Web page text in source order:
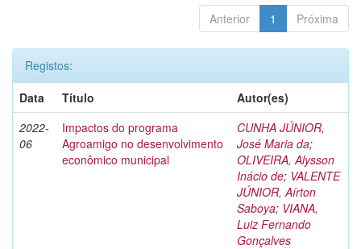
Anterior 1 Próxima
Registos:
Data
Título
Autor(es)
2022-
06
Impactos do programa
Agroamigo no desenvolvimento
econômico municipal
CUNHA JÚNIOR,
José Maria da;
OLIVEIRA, Alysson
Inácio de; VALENTE
JÚNIOR, Aírton
Saboya; VIANA,
Luiz Fernando
Gonçalves